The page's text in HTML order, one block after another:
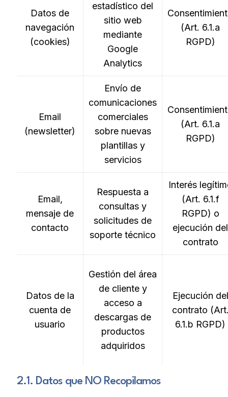
Datos de
navegación
(cookies)
estadístico del
sitio web
mediante
Google
Analytics
(Art. 6.1.a
RGPD)
Email
(newsletter)
Envío de
comunicaciones
comerciales
sobre nuevas
plantillas y
servicios
(Art. 6.1.a
RGPD)
Email,
mensaje de
contacto
Respuesta a
consultas y
solicitudes de
soporte técnico
Interés
(Art. 6.1.f
RGPD) o
ejecución del
contrato
Datos de la
cuenta de
usuario
Gestión del área
de cliente y
acceso a
descargas de
productos
adquiridos
Ejecución del
contrato
6.1.b RGPD)
2.1. Datos que NO Recopilamos